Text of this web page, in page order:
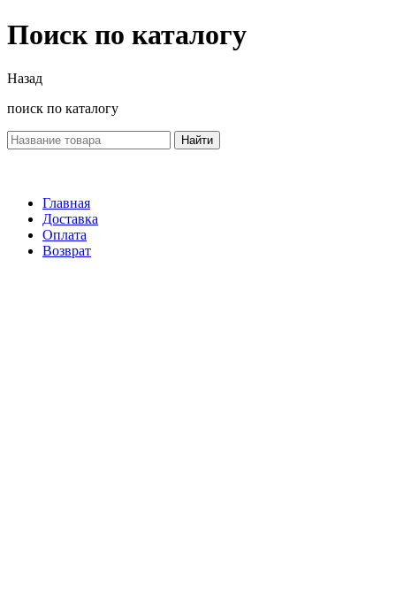
Поиск по каталогу
Назад
поиск по каталогу
Найти
Главная
Доставка
Оплата
Возврат